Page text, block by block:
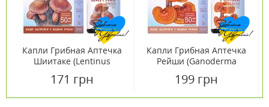
Капли Грибная Аптечка
Шиитаке (Lentinus
171 грн
Капли Грибная Аптечка
Рейши (Ganoderma
199 грн